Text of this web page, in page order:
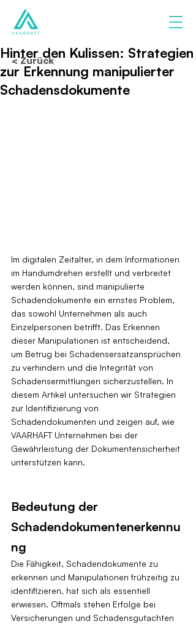
Hinter den Kulissen: Strategien
zur Erkennung manipulierter
Schadensdokumente
Im digitalen Zeitalter, in dem Informationen
im Handumdrehen erstellt und verbreitet
werden können, sind manipulierte
Schadendokumente ein ernstes Problem,
das sowohl Unternehmen als auch
Einzelpersonen betrifft. Das Erkennen
dieser Manipulationen ist entscheidend,
um Betrug bei Schadensersatzansprüchen
zu verhindern und die Integrität von
Schadensermittlungen sicherzustellen. In
diesem Artikel untersuchen wir Strategien
zur Identifizierung von
Schadendokumenten und zeigen auf, wie
VAARHAFT Unternehmen bei der
Gewährleistung der Dokumentensicherheit
unterstützen kann.
Bedeutung der
Schadendokumentenerkennu
ng
Die Fähigkeit, Schadendokumente zu
erkennen und Manipulationen frühzeitig zu
identifizieren, hat sich als essentiell
erwiesen. Oftmals stehen Erfolge bei
Versicherungen und Schadensgutachten
< Zurück